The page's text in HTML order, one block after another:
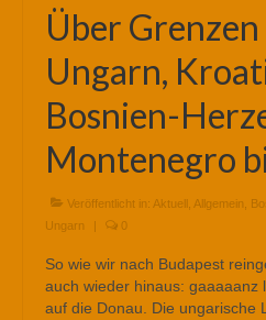
Über Grenzen
Ungarn,
Bosnien-
Montenegro
Veröffentlicht in: Aktuell Allgemein
Ungarn
| 0
So wie wir nach Budapest
auch wieder hinaus: gaaaaanz
auf die Donau. Die ungarische